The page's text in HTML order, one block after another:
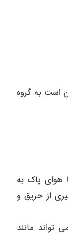
است به گروه
هوای پاک به
از حریق و
تواند مانند